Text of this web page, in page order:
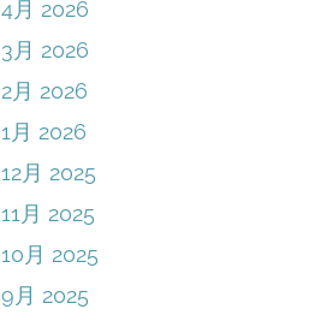
4月 2026
3月 2026
2月 2026
1月 2026
12月 2025
11月 2025
10月 2025
9月 2025